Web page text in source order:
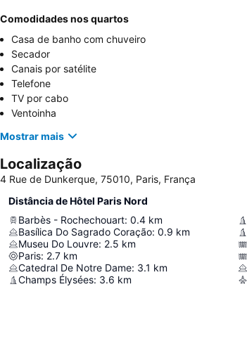
Comodidades nos quartos
Casa de banho com chuveiro
Secador
Canais por satélite
Telefone
TV por cabo
Ventoinha
Mostrar mais
Localização
4 Rue de Dunkerque, 75010, Paris, França
Distância de Hôtel Paris Nord
Barbès - Rochechouart: 0.4 km
Basílica Do Sagrado Coração: 0.9 km
Museu Do Louvre: 2.5 km
Paris: 2.7 km
Catedral De Notre Dame: 3.1 km
Champs Élysées: 3.6 km